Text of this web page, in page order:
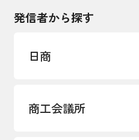
発信者から探す
日商
商工会議所